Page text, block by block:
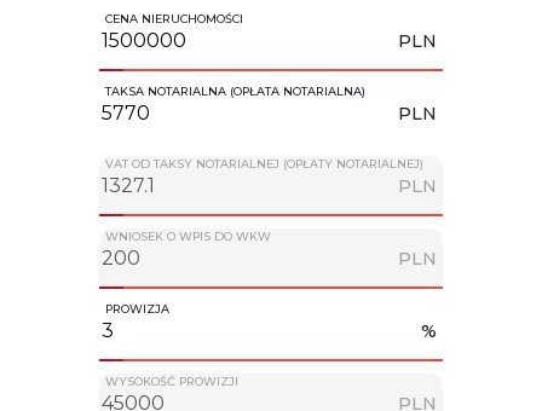
CENA NIERUCHOMOŚCI
PLN
TAKSA NOTARIALNA (OPŁATA NOTARIALNA)
PLN
VAT OD TAKSY NOTARIALNEJ (OPŁATY NOTARIALNEJ)
PLN
WNIOSEK O WPIS DO WKW
PLN
PROWIZJA
%
WYSOKOŚĆ PROWIZJI
PLN